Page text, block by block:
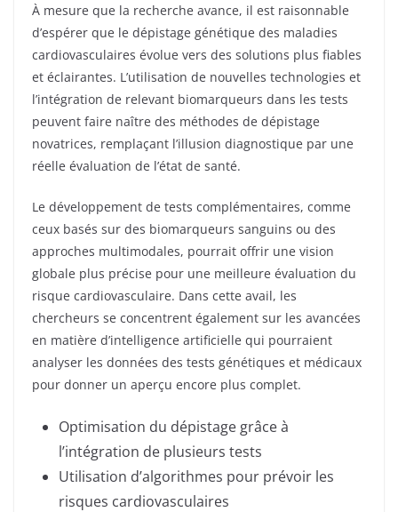
À mesure que la recherche avance, il est raisonnable
d’espérer que le dépistage génétique des maladies
cardiovasculaires évolue vers des solutions plus fiables
et éclairantes. L’utilisation de nouvelles technologies et
l’intégration de relevant biomarqueurs dans les tests
peuvent faire naître des méthodes de dépistage
novatrices, remplaçant l’illusion diagnostique par une
réelle évaluation de l’état de santé.
Le développement de tests complémentaires, comme
ceux basés sur des biomarqueurs sanguins ou des
approches multimodales, pourrait offrir une vision
globale plus précise pour une meilleure évaluation du
risque cardiovasculaire. Dans cette avail, les
chercheurs se concentrent également sur les avancées
en matière d’intelligence artificielle qui pourraient
analyser les données des tests génétiques et médicaux
pour donner un aperçu encore plus complet.
Optimisation du dépistage grâce à
l’intégration de plusieurs tests
Utilisation d’algorithmes pour prévoir les
risques cardiovasculaires